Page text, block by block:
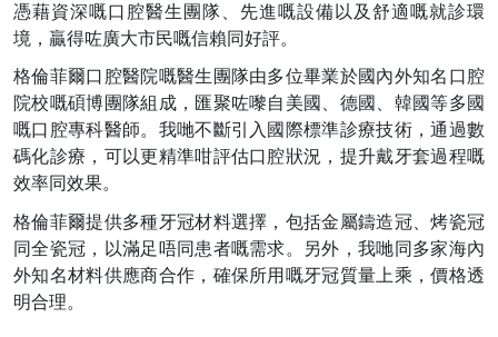
憑藉資深嘅口腔醫生團隊、先進嘅設備以及舒適嘅就診環
境，贏得咗廣大市民嘅信賴同好評。
格倫菲爾口腔醫院嘅醫生團隊由多位畢業於國內外知名口腔
院校嘅碩博團隊組成，匯聚咗嚟自美國、德國、韓國等多國
嘅口腔專科醫師。我哋不斷引入國際標準診療技術，通過數
碼化診療，可以更精準咁評估口腔狀況，提升戴牙套過程嘅
效率同效果。
格倫菲爾提供多種牙冠材料選擇，包括金屬鑄造冠、烤瓷冠
同全瓷冠，以滿足唔同患者嘅需求。另外，我哋同多家海內
外知名材料供應商合作，確保所用嘅牙冠質量上乘，價格透
明合理。